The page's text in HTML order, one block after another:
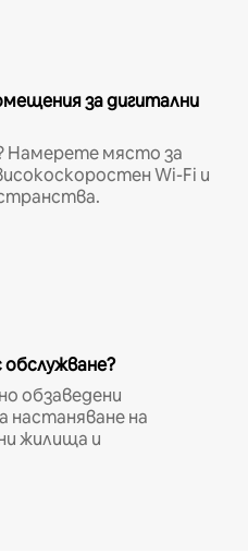
за дигитални
Намерете място за
Wi-Fi и
обзаведени
настаняване на
жилища и